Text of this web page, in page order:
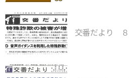
交番だより